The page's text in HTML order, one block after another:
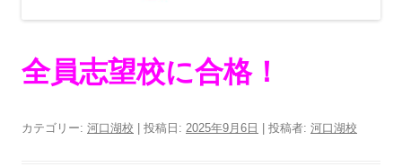
全員志望校に合格！
カテゴリー: 河口湖校 | 投稿日: 2025年9月6日 | 投稿者: 河口湖校